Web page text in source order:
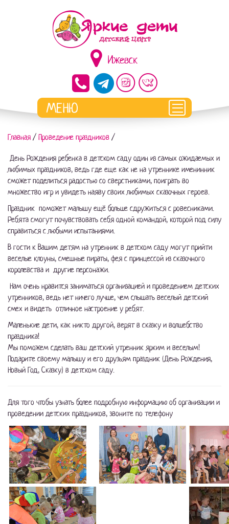
Ижевск
Главная / Проведение праздников /
День Рождения ребенка в детском саду один из самых ожидаемых и
любимых праздников, ведь где еще как не на утреннике именинник
сможет поделиться радостью со сверстниками, поиграть во
множество игр и увидеть наяву своих любимых сказочных героев.
Праздник поможет малышу ещё больше сдружиться с ровесниками.
Ребята смогут почувствовать себя одной командой, которой под силу
справиться с любыми испытаниями.
В гости к Вашим детям на утренник в детском саду могут прийти
веселые клоуны, смешные пираты, фея с принцессой из сказочного
королевства и другие персонажи.
Нам очень нравится заниматься организацией и проведением детских
утренников, ведь нет ничего лучше, чем слышать веселый детский
смех и видеть отличное настроение у ребят.
Маленькие дети, как никто другой, верят в сказку и волшебство
праздника!
Мы поможем сделать ваш детский утренник ярким и веселым!
Подарите своему малышу и его друзьям праздник (День Рождения,
Новый Год, Сказку) в детском саду.
Для того чтобы узнать более подробную информацию об организации и
проведении детских праздников, звоните по телефону